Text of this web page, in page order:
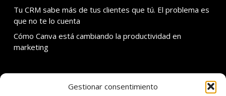
Gestionar consentimiento
Tu CRM sabe más de tus clientes que tú. El problema es
que no te lo cuenta
Cómo Canva está cambiando la productividad en
marketing